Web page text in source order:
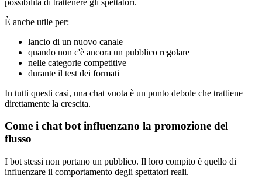
È anche utile per:
lancio di un nuovo canale
quando non c'è ancora un pubblico regolare
nelle categorie competitive
durante il test dei formati
In tutti questi casi, una chat vuota è un punto debole che trattiene
direttamente la crescita.
Come i chat bot influenzano la promozione del
flusso
I bot stessi non portano un pubblico. Il loro compito è quello di
influenzare il comportamento degli spettatori reali.